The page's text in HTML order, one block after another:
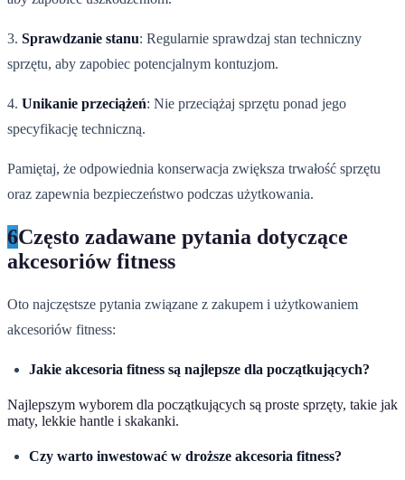
3. Sprawdzanie stanu: Regularnie sprawdzaj stan techniczny
sprzętu, aby zapobiec potencjalnym kontuzjom.
4. Unikanie przeciążeń: Nie przeciążaj sprzętu ponad jego
specyfikację techniczną.
Pamiętaj, że odpowiednia konserwacja zwiększa trwałość sprzętu
oraz zapewnia bezpieczeństwo podczas użytkowania.
6Często zadawane pytania dotyczące
akcesoriów fitness
Oto najczęstsze pytania związane z zakupem i użytkowaniem
akcesoriów fitness:
Jakie akcesoria fitness są najlepsze dla początkujących?
Najlepszym wyborem dla początkujących są proste sprzęty, takie jak
maty, lekkie hantle i skakanki.
Czy warto inwestować w droższe akcesoria fitness?